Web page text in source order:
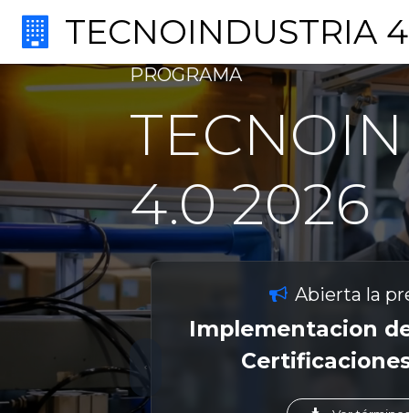
TECNOINDUSTRIA
PROGRAMA
4.0 2026
Abierta la
Mejora de Valor
Eficiencia
Anterior